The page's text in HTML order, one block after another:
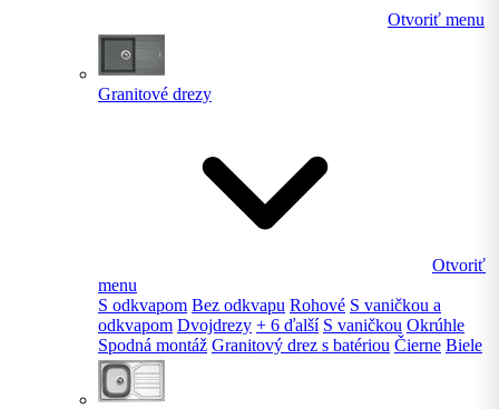
Otvoriť menu
Granitové drezy
Otvoriť
menu
S odkvapom Bez odkvapu Rohové S vaničkou a
odkvapom Dvojdrezy + 6 ďalší S vaničkou Okrúhle
Spodná montáž Granitový drez s batériou Čierne Biele